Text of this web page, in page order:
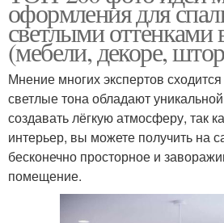
оформления для
светлыми оттенками
(мебели, декоре,
Мнение многих экспертов
светлые тона обладают
создавать лёгкую атмосферу, так
интерьер, вы можете получить на
бесконечно просторное и
помещение.